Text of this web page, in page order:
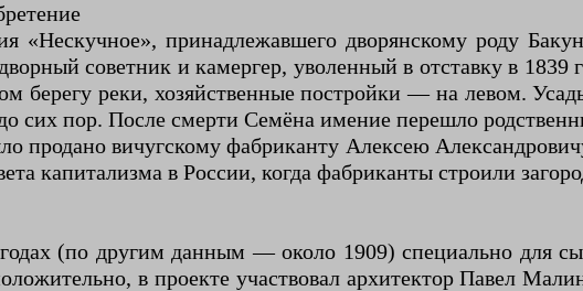
«Нескучное», принадлежавшего дворянскому роду
советник и камергер, уволенный в отставку в
берегу реки, хозяйственные постройки — на левом.
сих пор. После смерти Семёна имение перешло
продано вичугскому фабриканту Алексею
капитализма в России, когда фабриканты строили
(по другим данным — около 1909) специально для
в проекте участвовал архитектор Павел